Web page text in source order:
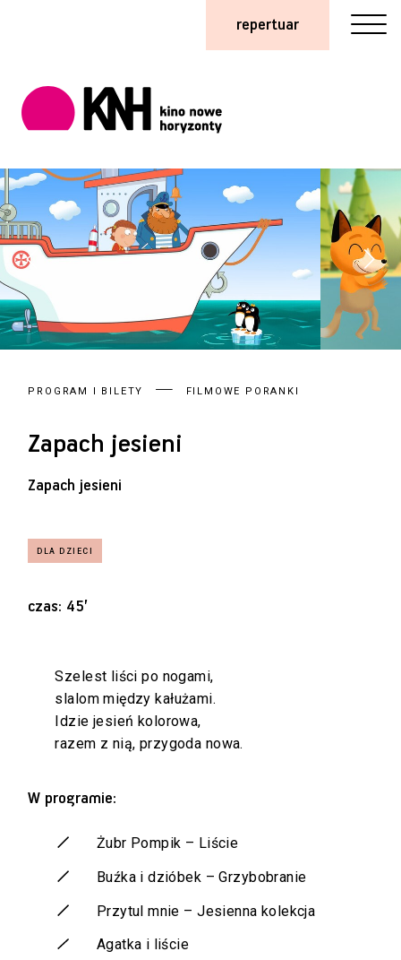
repertuar
PROGRAM I BILETY FILMOWE PORANKI
Zapach jesieni
Zapach jesieni
czas: 45’
Szelest liści po nogami,
slalom między kałużami.
Idzie jesień kolorowa,
razem z nią, przygoda nowa.
W programie:
Żubr Pompik – Liście
Buźka i dzióbek – Grzybobranie
Przytul mnie – Jesienna kolekcja
Agatka i liście